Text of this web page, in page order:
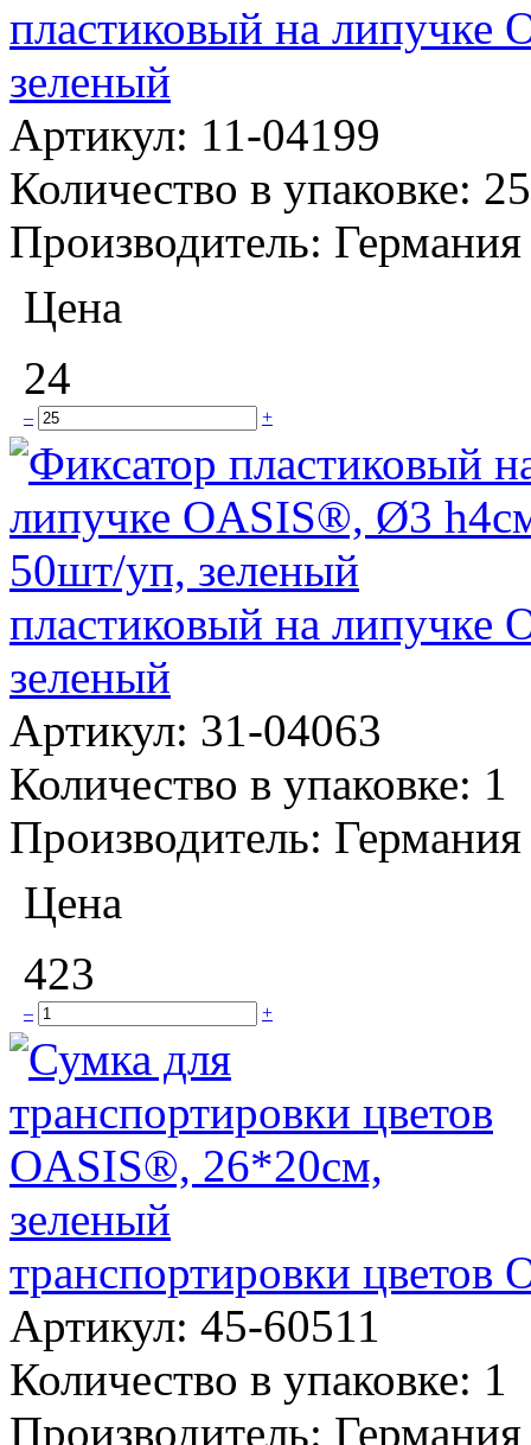
пластиковый на
зеленый
Артикул: 11-04199
Количество в упаковке: 25
Производитель: Германия
Цена
24
– +
пластиковый на
зеленый
Артикул: 31-04063
Количество в упаковке: 1
Производитель: Германия
Цена
423
– +
транспортировки
Артикул: 45-60511
Количество в упаковке: 1
Производитель: Германия